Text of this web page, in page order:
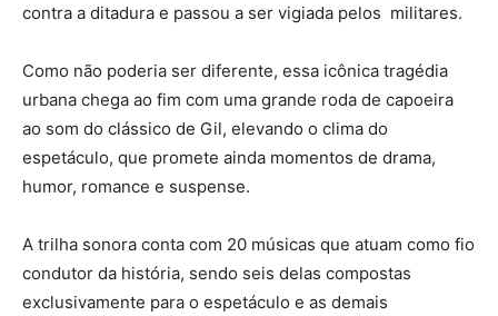
contra a ditadura e passou a ser vigiada pelos militares.
Como não poderia ser diferente, essa icônica tragédia
urbana chega ao fim com uma grande roda de capoeira
ao som do clássico de Gil, elevando o clima do
espetáculo, que promete ainda momentos de drama,
humor, romance e suspense.
A trilha sonora conta com 20 músicas que atuam como fio
condutor da história, sendo seis delas compostas
exclusivamente para o espetáculo e as demais